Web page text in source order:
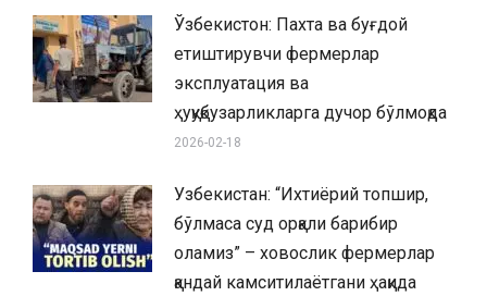
Ўзбекистон: Пахта ва буғдой
етиштирувчи фермерлар
эксплуатация ва
ҳуқуқбузарликларга дучор бўлмоқда
2026-02-18
Узбекистан: “Ихтиёрий топшир,
бўлмаса суд орқали барибир
оламиз” – ховослик фермерлар
қандай камситилаётгани ҳақида